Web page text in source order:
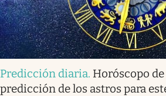
Predicción diaria. Horóscopo
predicción de los astros para